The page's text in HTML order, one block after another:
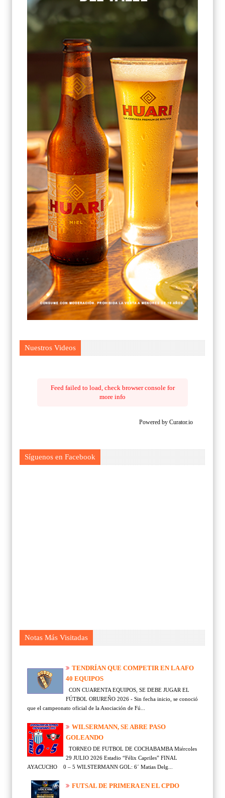
Nuestros Videos
Feed failed to load, check browser console for
more info
Powered by Curator.io
Síguenos en Facebook
Notas Más Visitadas
TENDRÍAN QUE COMPETIR EN LA AFO
40 EQUIPOS
CON CUARENTA EQUIPOS, SE DEBE JUGAR EL
FÚTBOL ORUREÑO 2026 - Sin fecha inicio, se conoció
que el campeonato oficial de la Asociación de Fú...
WILSERMANN, SE ABRE PASO
GOLEANDO
TORNEO DE FUTBOL DE COCHABAMBA Miércoles
29 JULIO 2026 Estadio “Félix Capriles” FINAL
AYACUCHO 0 – 5 WILSTERMANN GOL: 6´ Matias Delg...
FUTSAL DE PRIMERA EN EL CPDO